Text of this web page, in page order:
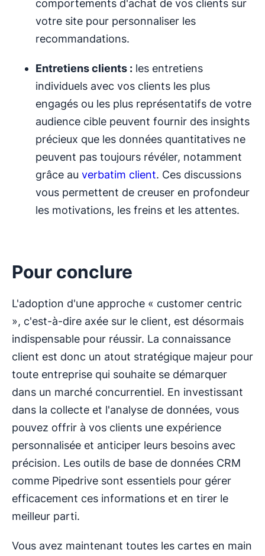
comportements d'achat de vos clients sur
votre site pour personnaliser les
recommandations.
Entretiens clients : les entretiens
individuels avec vos clients les plus
engagés ou les plus représentatifs de votre
audience cible peuvent fournir des insights
précieux que les données quantitatives ne
peuvent pas toujours révéler, notamment
grâce au verbatim client. Ces discussions
vous permettent de creuser en profondeur
les motivations, les freins et les attentes.
Pour conclure
L'adoption d'une approche « customer centric
», c'est-à-dire axée sur le client, est désormais
indispensable pour réussir. La connaissance
client est donc un atout stratégique majeur pour
toute entreprise qui souhaite se démarquer
dans un marché concurrentiel. En investissant
dans la collecte et l'analyse de données, vous
pouvez offrir à vos clients une expérience
personnalisée et anticiper leurs besoins avec
précision. Les outils de base de données CRM
comme Pipedrive sont essentiels pour gérer
efficacement ces informations et en tirer le
meilleur parti.
Vous avez maintenant toutes les cartes en main